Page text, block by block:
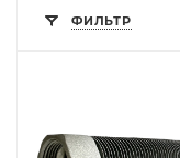
ФИЛЬТР